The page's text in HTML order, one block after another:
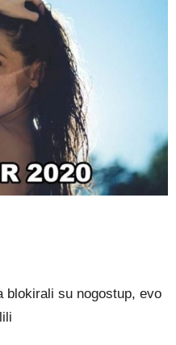
blokirali su nogostup, evo